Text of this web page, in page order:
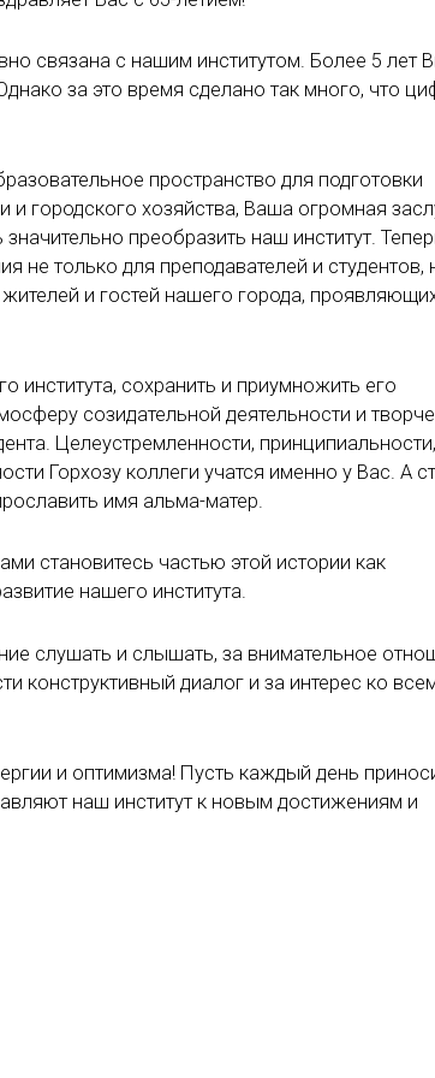
связана с нашим институтом. Более 5 лет
за это время сделано так много, что
пространство для подготовки
и городского хозяйства, Ваша огромная
преобразить наш институт.
не только для преподавателей и студентов,
и гостей нашего города,
института, сохранить и приумножить его
созидательной деятельности и
Целеустремленности, принципиальности,
Горхозу коллеги учатся именно у Вас. А
имя альма-матер.
становитесь частью этой истории как
нашего института.
слушать и слышать, за внимательное
конструктивный диалог и за интерес ко
и оптимизма! Пусть каждый день
наш институт к новым достижениям и